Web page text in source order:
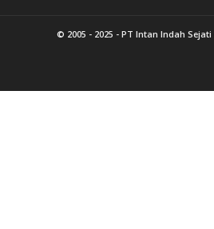
© 2005 - 2025 - PT Intan Indah Sejati